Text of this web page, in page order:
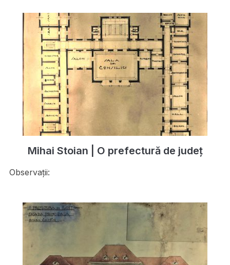
Mihai Stoian | O prefectură de județ
Observații: